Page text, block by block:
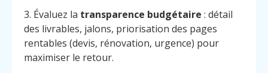
3. Évaluez la transparence budgétaire : détail
des livrables, jalons, priorisation des pages
rentables (devis, rénovation, urgence) pour
maximiser le retour.